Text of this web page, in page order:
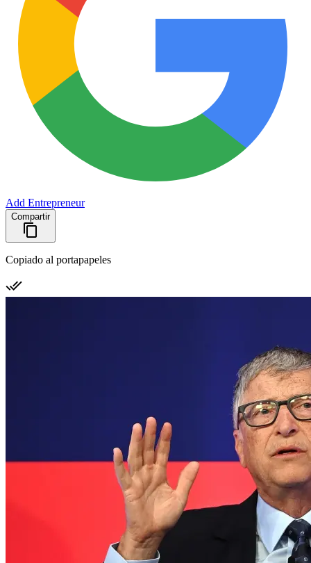
Add Entrepreneur
Compartir
Copiado al portapapeles